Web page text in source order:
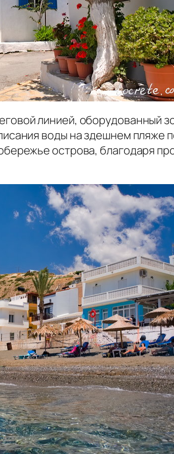
линией, оборудованный
воды на здешнем пляже
острова, благодаря